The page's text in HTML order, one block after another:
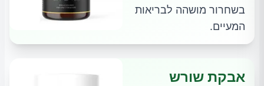
בשחרור מושהה לבריאות
המעיים.
אבקת שורש